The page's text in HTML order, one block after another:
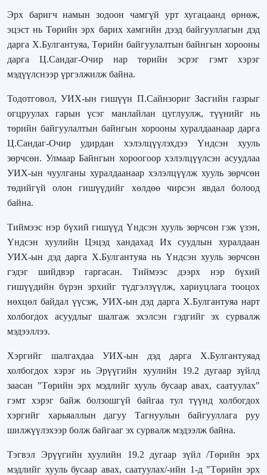
Эрх баригч намын зодоон чамгүй урт хугацаанд өрнөж,
эцэст нь Төрийн эрх барих хамгийн дээд байгууллагын дэд
дарга Х.Булгантуяа, Төрийн байгуулалтын байнгын хорооны
дарга Ц.Сандаг-Очир нар төрийн эсрэг гэмт хэрэг
мэдүүлснээр үргэлжилж байна.
Тодотговол, УИХ-ын гишүүн П.Сайнзориг Засгийн газрыг
огцруулах гарын үсэг манлайлан цуглуулж, түүнийг нь
төрийн байгуулалтын байнгын хорооны хуралдаанаар дарга
Ц.Сандаг-Очир удирдан хэлэлцүүлэхдээ Үндсэн хууль
зөрчсөн. Улмаар Байнгын хороогоор хэлэлцүүлсэн асуудлаа
УИХ-ын чуулганы хуралдаанаар хэлэлцүүлж хууль зөрчсөн
төдийгүй олон гишүүдийг хөлдөө чирсэн явдал болоод
байна.
Тиймээс нэр бүхий гишүүд Үндсэн хууль зөрчсөн гэж үзэн,
Үндсэн хуулийн Цэцэд хандахад Их суудлын хуралдаан
УИХ-ын дэд дарга Х.Булгантуяа нь Үндсэн хууль зөрчсөн
гэдэг шийдвэр гаргасан. Тиймээс дээрх нэр бүхий
гишүүдийн бүрэн эрхийг түдгэлзүүлж, хариуцлага тооцох
нөхцөл байдал үүсэж, УИХ-ын дэд дарга Х.Булгантуяа нарт
холбогдох асуудлыг шалгаж эхэлсэн гэдгийг эх сурвалж
мэдээллээ.
Хэргийг шалгахдаа УИХ-ын дэд дарга Х.Булгантуяад
холбогдох хэрэг нь Эрүүгийн хуулийн 19.2 дугаар зүйлд
заасан "Төрийн эрх мэдлийг хууль бусаар авах, саатуулах"
гэмт хэрэг байж болзошгүй байгаа тул түүнд холбогдох
хэргийг харьяаллын дагуу Тагнуулын байгууллага руу
шилжүүлэхээр болж байгааг эх сурвалж мэдээлж байна.
Тэгвэл Эрүүгийн хуулийн 19.2 дугаар зүйл /Төрийн эрх
мэдлийг хууль бусаар авах, саатуулах/-ийн 1-д "Төрийн эрх